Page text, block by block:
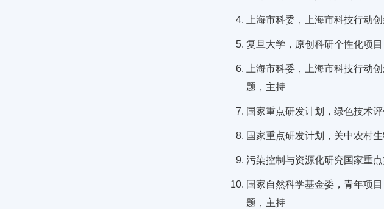
上海市科委，上海市科技行动
复旦大学，原创科研个性化项
上海市科委，上海市科技行动
题，主持
国家重点研发计划，绿色技术
国家重点研发计划，关中农村
污染控制与资源化研究国家重
国家自然科学基金委，青年项
题，主持